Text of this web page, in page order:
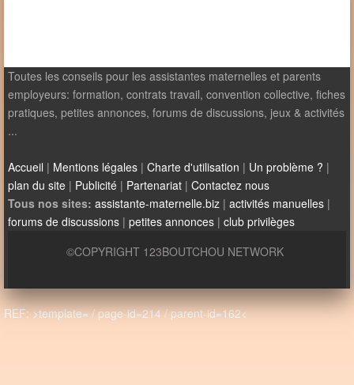
Toutes les conseils pour les assistantes maternelles et parents
employeurs: formation, contrats travail, convention collective, fiches
pratiques, petites annonces, forums de discussions, jeux & activités
...
Accueil | Mentions légales | Charte d'utilisation | Un problème ? |
plan du site | Publicité | Partenariat | Contactez nous
Tous nos sites: assistante-maternelle.biz | activités manuelles |
forums de discussions | petites annonces | club privilèges
©COPYRIGHT 123BOUTCHOU NETWORK
REF: >template= / page-id=214 / parent-id=162<